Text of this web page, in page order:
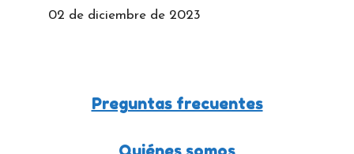
02 de diciembre de 2023
Preguntas frecuentes